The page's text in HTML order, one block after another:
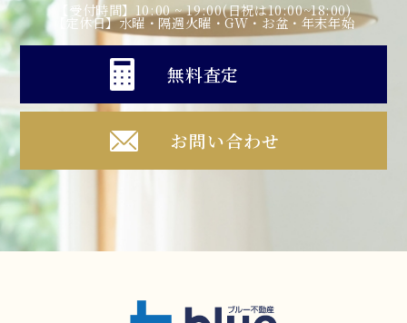
【受付時間】10:00 ~ 19:00(日祝は10:00~18:00)
【定休日】水曜・隔週火曜・GW・お盆・年末年始
無料査定
お問い合わせ